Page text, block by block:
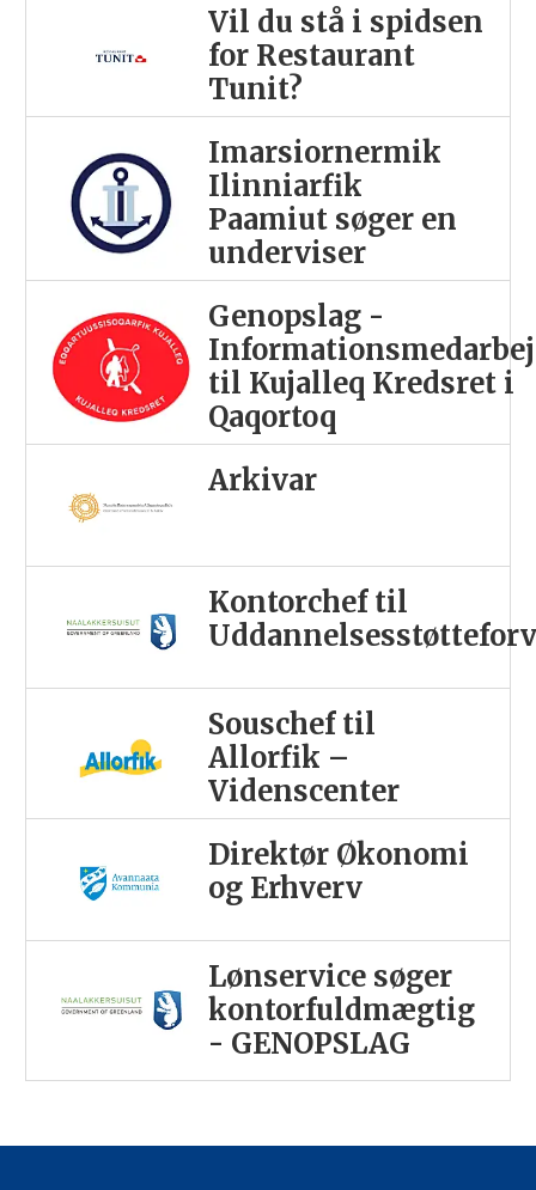
Vil du stå i spidsen
for Restaurant
Tunit?
Imarsiornermik
Ilinniarfik
Paamiut søger en
underviser
Genopslag -
til Kujalleq Kredsret i
Qaqortoq
Arkivar
Kontorchef til
Souschef til
Allorfik –
Videnscenter
Direktør Økonomi
og Erhverv
Lønservice søger
kontorfuldmægtig
- GENOPSLAG